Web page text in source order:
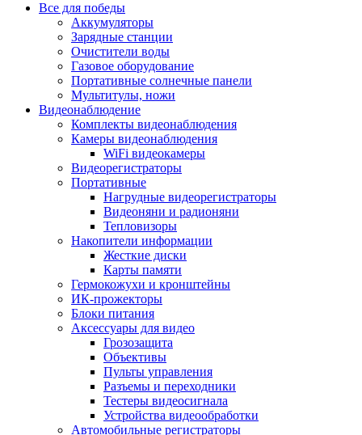
Все для победы
Аккумуляторы
Зарядные станции
Очистители воды
Газовое оборудование
Портативные солнечные панели
Мультитулы, ножи
Видеонаблюдение
Комплекты видеонаблюдения
Камеры видеонаблюдения
WiFi видеокамеры
Видеорегистраторы
Портативные
Нагрудные видеорегистраторы
Видеоняни и радионяни
Тепловизоры
Накопители информации
Жесткие диски
Карты памяти
Гермокожухи и кронштейны
ИК-прожекторы
Блоки питания
Аксессуары для видео
Грозозащита
Объективы
Пульты управления
Разъемы и переходники
Тестеры видеосигнала
Устройства видеообработки
Автомобильные регистраторы